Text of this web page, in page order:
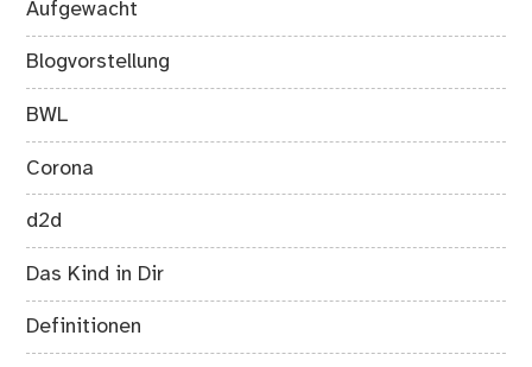
Aufgewacht
Blogvorstellung
BWL
Corona
d2d
Das Kind in Dir
Definitionen